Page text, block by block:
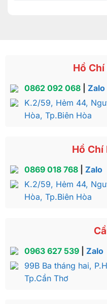
Hồ Chí
0862 092 068| Zalo
K.2/59, Hẻm 44,
Hòa, Tp.Biên Hòa
Hồ Chí
0869 018 768| Zalo
K.2/59, Hẻm 44,
Hòa, Tp.Biên Hòa
0963 627 539| Zalo
99B Ba tháng hai,
Tp.Cần Thơ